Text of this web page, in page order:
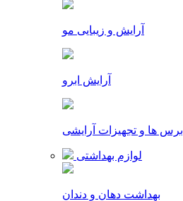
آرایش و زیبایی مو
آرایش ابرو
برس ها و تجهیزات آرایشی
لوازم بهداشتی
بهداشت دهان و دندان